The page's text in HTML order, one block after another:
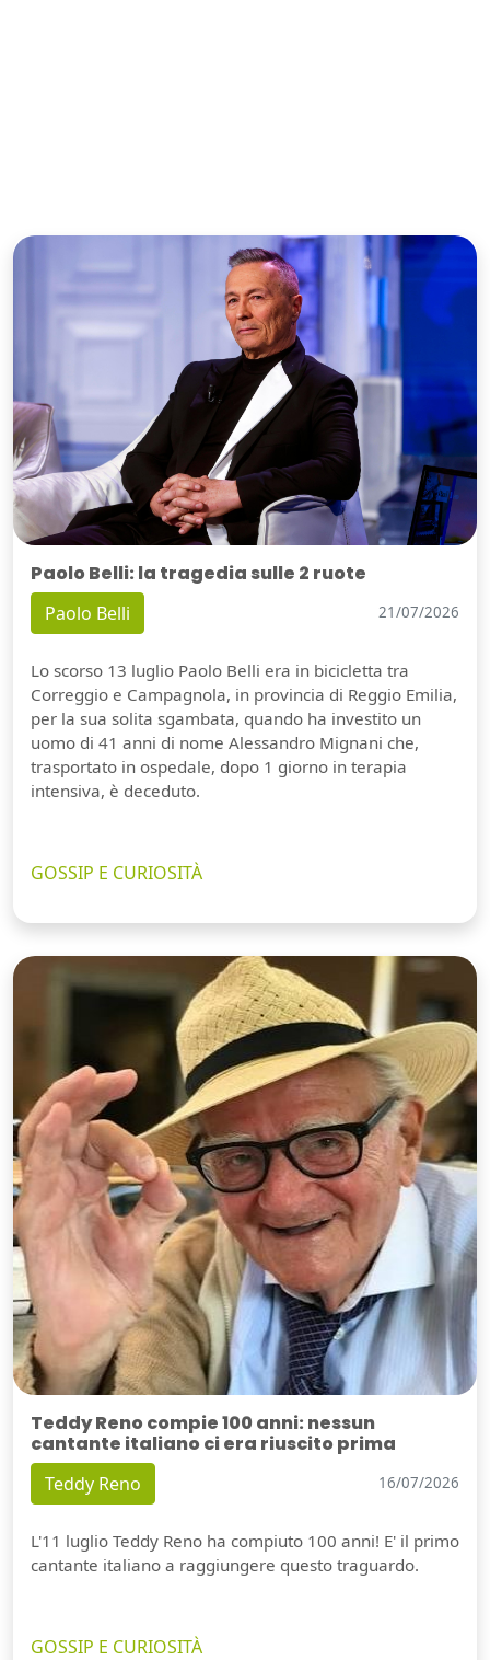
Paolo Belli: la tragedia sulle 2 ruote
Paolo Belli 21/07/2026
Lo scorso 13 luglio Paolo Belli era in bicicletta tra
Correggio e Campagnola, in provincia di Reggio Emilia,
per la sua solita sgambata, quando ha investito un
uomo di 41 anni di nome Alessandro Mignani che,
trasportato in ospedale, dopo 1 giorno in terapia
intensiva, è deceduto.
GOSSIP E CURIOSITÀ
Teddy Reno compie 100 anni: nessun
cantante italiano ci era riuscito prima
Teddy Reno 16/07/2026
L'11 luglio Teddy Reno ha compiuto 100 anni! E' il primo
cantante italiano a raggiungere questo traguardo.
GOSSIP E CURIOSITÀ